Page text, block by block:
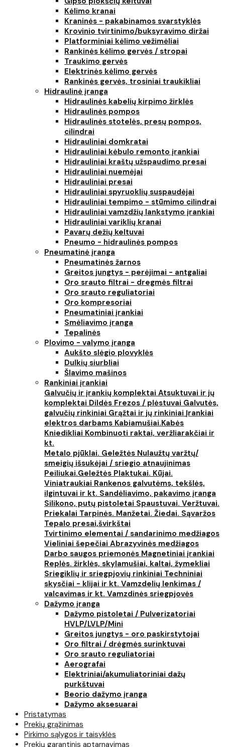
Kėlimo kranai
Kraninės - pakabinamos svarstyklės
Krovinio tvirtinimo/buksyravimo diržai
Platforminiai kėlimo vežimėliai
Rankinės kėlimo gervės / stropai
Traukimo gervės
Elektrinės kėlimo gervės
Rankinės gervės, trosiniai traukikliai
Hidraulinė įranga
Hidraulinės kabelių kirpimo žirklės
Hidraulinės pompos
Hidraulinės stotelės, presų pompos,
cilindrai
Hidrauliniai domkratai
Hidrauliniai kėbulo remonto įrankiai
Hidrauliniai kraštų užspaudimo presai
Hidrauliniai nuemėjai
Hidrauliniai presai
Hidrauliniai spyruoklių suspaudėjai
Hidrauliniai tempimo - stūmimo cilindrai
Hidrauliniai vamzdžių lankstymo įrankiai
Hidrauliniai variklių kranai
Pavarų dežių keltuvai
Pneumo - hidraulinės pompos
Pneumatinė įranga
Pneumatinės žarnos
Greitos jungtys - perėjimai - antgaliai
Oro srauto filtrai - dregmės filtrai
Oro srauto reguliatoriai
Oro kompresoriai
Pneumatiniai įrankiai
Smėliavimo įranga
Tepalinės
Plovimo - valymo įranga
Aukšto slėgio plovyklės
Dulkių siurbliai
Šlavimo mašinos
Rankiniai įrankiai
Galvučių ir įrankių komplektai Atsuktuvai ir jų
komplektai Dildės Frezos / plėstuvai Galvutės,
galvučių rinkiniai Grąžtai ir jų rinkiniai Įrankiai
elektros darbams Kabiamušiai.Kabės
Kniedikliai Kombinuoti raktai, veržliarakčiai ir
kt.
Metalo pjūklai. Geležtės Nulaužtų varžtų/
smeigių išsukėjai / sriegio atnaujinimas
Peiliukai.Geležtės Plaktukai. Kūjai.
Viniatraukiai Rankenos galvutėms, tekšlės,
ilgintuvai ir kt. Sandėliavimo, pakavimo įranga
Silikono, putų pistoletai Spaustuvai. Veržtuvai.
Priekalai Tarpinės. Manžetai. Žiedai. Sąvaržos
Tepalo presai,švirkštai
Tvirtinimo elementai / sandarinimo medžiagos
Vieliniai šepečiai Abrazyvinės medžiagos
Darbo saugos priemonės Magnetiniai įrankiai
Replės. žirklės, skylamušiai, kaltai, žymekliai
Sriegiklių ir sriegpjovių rinkiniai Techniniai
skysčiai - klijai ir kt. Vamzdelių lenkimas /
valcavimas ir kt. Vamzdinės sriegpjovės
Dažymo įranga
Dažymo pistoletai / Pulverizatoriai
HVLP/LVLP/Mini
Greitos jungtys - oro paskirstytojai
Oro filtrai / drėgmės surinktuvai
Oro srauto reguliatoriai
Aerografai
Elektriniai/akumuliatoriniai dažų
purkštuvai
Beorio dažymo įranga
Dažymo aksesuarai
Pristatymas
Prekių grąžinimas
Pirkimo sąlygos ir taisyklės
Prekių garantinis aptarnavimas